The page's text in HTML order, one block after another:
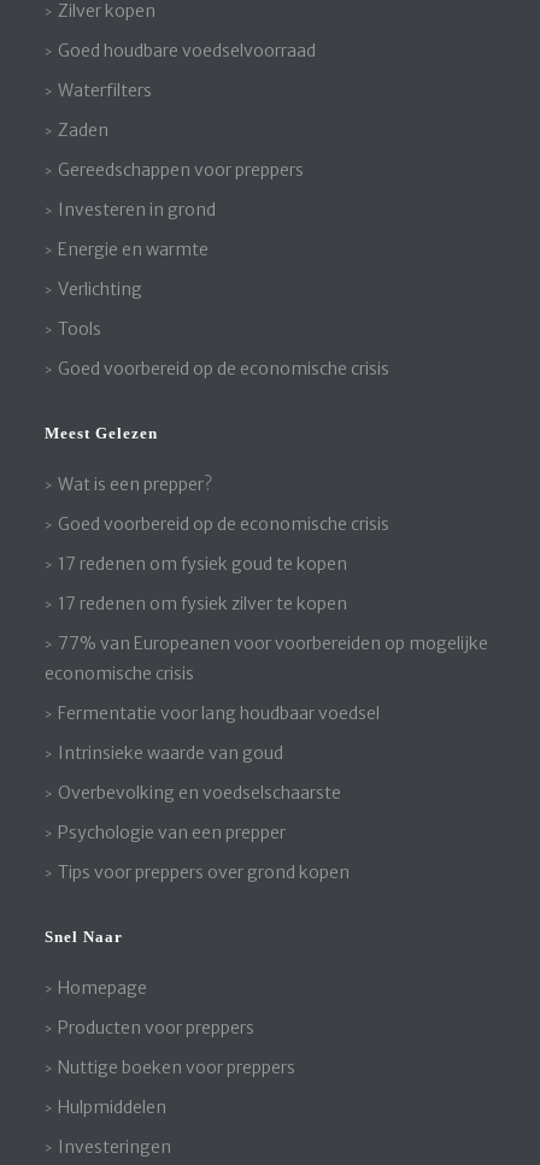
Zilver kopen
Goed houdbare voedselvoorraad
Waterfilters
Zaden
Gereedschappen voor preppers
Investeren in grond
Energie en warmte
Verlichting
Tools
Goed voorbereid op de economische crisis
Meest Gelezen
Wat is een prepper?
Goed voorbereid op de economische crisis
17 redenen om fysiek goud te kopen
17 redenen om fysiek zilver te kopen
77% van Europeanen voor voorbereiden op mogelijke
economische crisis
Fermentatie voor lang houdbaar voedsel
Intrinsieke waarde van goud
Overbevolking en voedselschaarste
Psychologie van een prepper
Tips voor preppers over grond kopen
Snel Naar
Homepage
Producten voor preppers
Nuttige boeken voor preppers
Hulpmiddelen
Investeringen